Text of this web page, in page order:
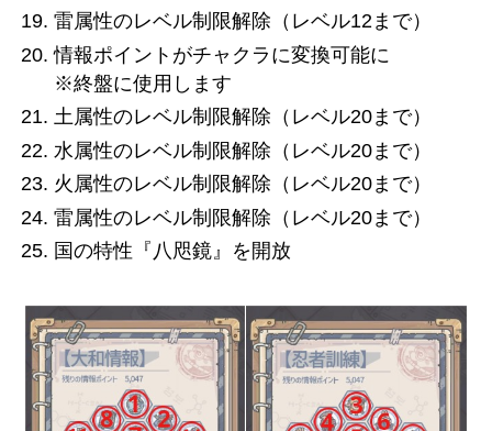
雷属性のレベル制限解除（レベル12まで）
情報ポイントがチャクラに変換可能に
※終盤に使用します
土属性のレベル制限解除（レベル20まで）
水属性のレベル制限解除（レベル20まで）
火属性のレベル制限解除（レベル20まで）
雷属性のレベル制限解除（レベル20まで）
国の特性『八咫鏡』を開放